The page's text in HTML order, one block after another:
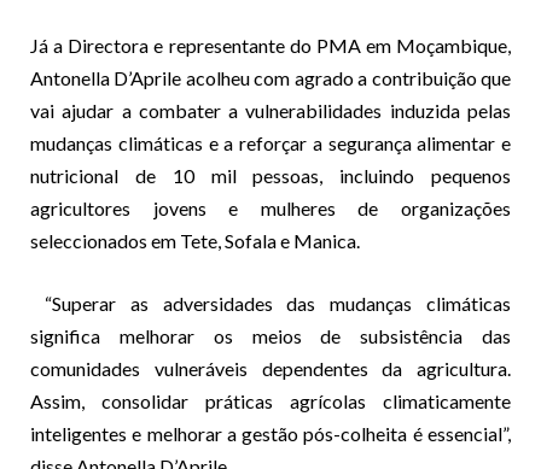
Já a Directora e representante do PMA em Moçambique,
Antonella D’Aprile acolheu com agrado a contribuição que
vai ajudar a combater a vulnerabilidades induzida pelas
mudanças climáticas e a reforçar a segurança alimentar e
nutricional de 10 mil pessoas, incluindo pequenos
agricultores jovens e mulheres de organizações
seleccionados em Tete, Sofala e Manica.
“Superar as adversidades das mudanças climáticas
significa melhorar os meios de subsistência das
comunidades vulneráveis dependentes da agricultura.
Assim, consolidar práticas agrícolas climaticamente
inteligentes e melhorar a gestão pós-colheita é essencial”,